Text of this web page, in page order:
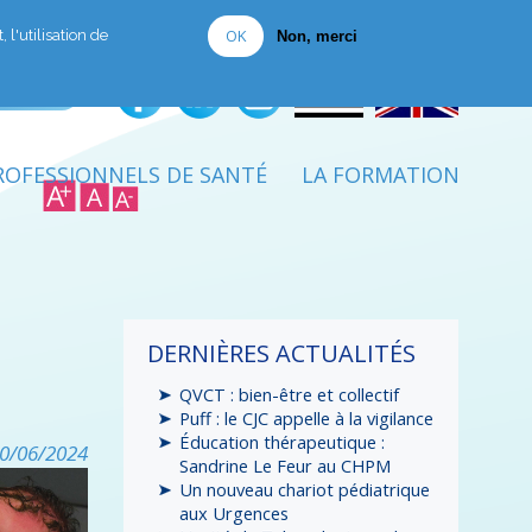
l'utilisation de
OK Non, merci
Je fais un don
DE SANTÉ LA FORMATION
06/2024
DERNIÈRES ACTUALITÉS
QVCT : bien-être et collectif
Puff : le CJC appelle à la vigilance
Éducation thérapeutique :
Sandrine Le Feur au CHPM
Un nouveau chariot pédiatrique
aux Urgences